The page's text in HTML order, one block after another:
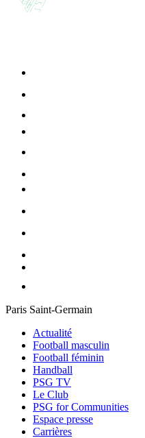
Paris Saint-Germain
Actualité
Football masculin
Football féminin
Handball
PSG TV
Le Club
PSG for Communities
Espace presse
Carrières